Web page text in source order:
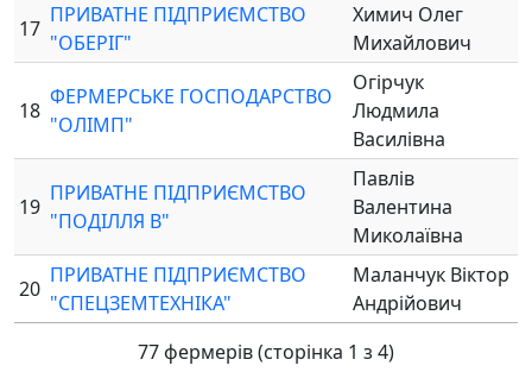
17
ПРИВАТНЕ ПІДПРИЄМСТВО
"ОБЕРІГ"
Химич Олег
Михайлович
18
ФЕРМЕРСЬКЕ ГОСПОДАРСТВО
"ОЛІМП"
Огірчук
Людмила
Василівна
19
ПРИВАТНЕ ПІДПРИЄМСТВО
"ПОДІЛЛЯ В"
Павлів
Валентина
Миколаївна
20
ПРИВАТНЕ ПІДПРИЄМСТВО
"СПЕЦЗЕМТЕХНІКА"
Маланчук Віктор
Андрійович
77 фермерів (сторінка 1 з 4)